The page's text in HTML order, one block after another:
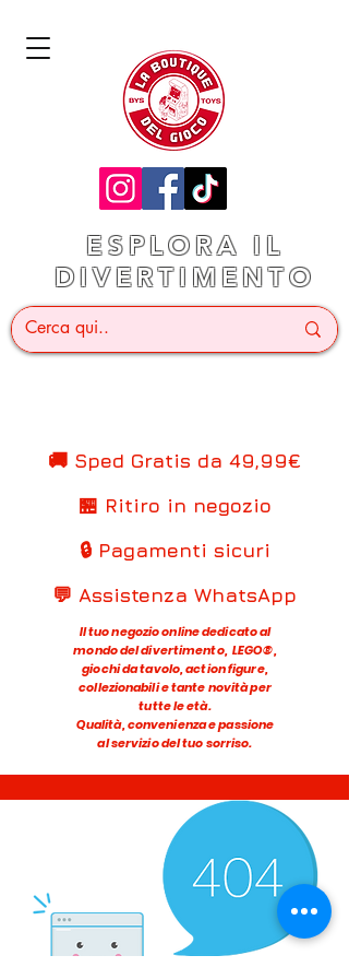
ESPLORA IL
DIVERTIMENTO
🚚 Sped Gratis da 49,99€
🏪 Ritiro in negozio
🔒 Pagamenti sicuri
💬 Assistenza WhatsApp
Il tuo negozio online dedicato al
mondo del divertimento, LEGO®,
giochi da tavolo, action figure,
collezionabili e tante novità per
tutte le età.
Qualità, convenienza e passione
al servizio del tuo sorriso.